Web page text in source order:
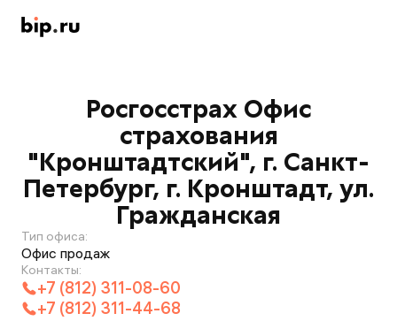
Росгосстрах Офис
страхования
"Кронштадтский", г. Санкт-
Петербург, г. Кронштадт, ул.
Гражданская
Тип офиса:
Офис продаж
Контакты:
+7 (812) 311-08-60
+7 (812) 311-44-68